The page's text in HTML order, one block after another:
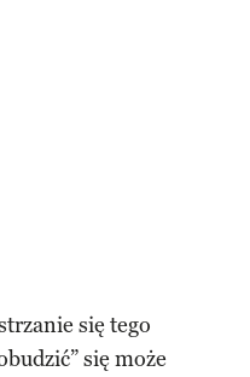
się tego
się może